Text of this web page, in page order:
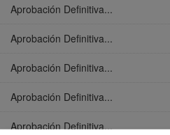
Aprobación Definitiva...
Aprobación Definitiva...
Aprobación Definitiva...
Aprobación Definitiva...
Aprobación Definitiva...